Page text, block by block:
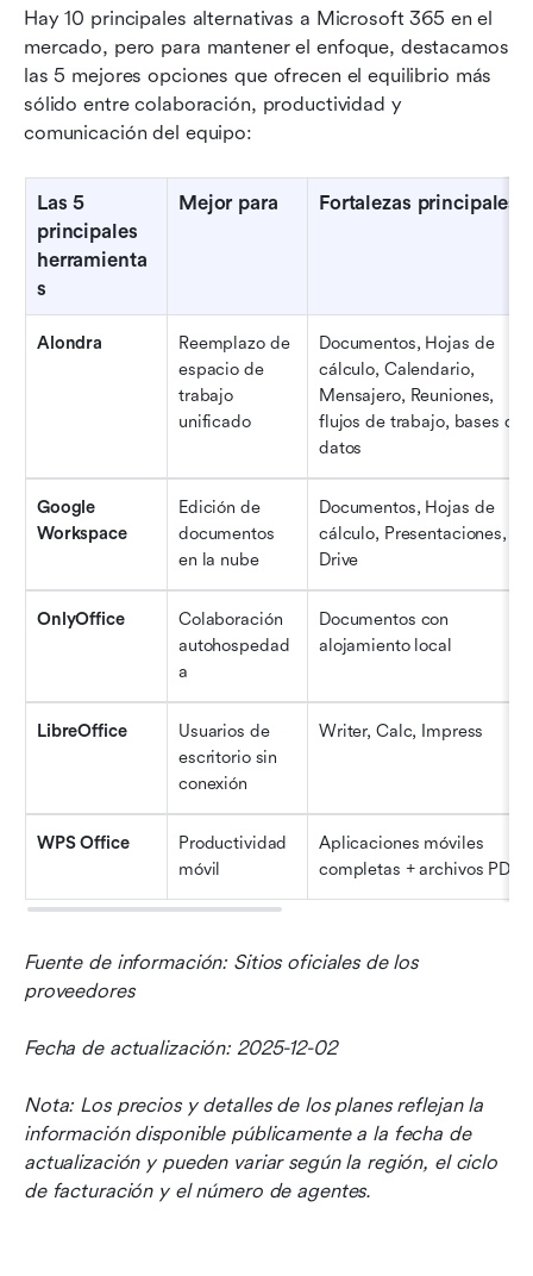
Hay 10 principales alternativas a Microsoft 365 en el
mercado, pero para mantener el enfoque, destacamos
las 5 mejores opciones que ofrecen el equilibrio más
sólido entre colaboración, productividad y
comunicación del equipo:
Las 5
principales
herramienta
s
Mejor para Fortalezas principales
Alondra
Reemplazo de
espacio de
trabajo
unificado
Documentos, Hojas de
cálculo, Calendario,
Mensajero, Reuniones,
flujos de trabajo, bases de
datos
Google
Workspace
Edición de
documentos
en la nube
Documentos, Hojas de
cálculo, Presentaciones,
Drive
OnlyOffice
Colaboración
autohospedad
a
Documentos con
alojamiento local
LibreOffice
Usuarios de
escritorio sin
conexión
Writer, Calc, Impress
WPS Office
Productividad
móvil
Aplicaciones móviles
completas + archivos PDF
Fuente de información: Sitios oficiales de los
proveedores
Fecha de actualización: 2025-12-02
Nota: Los precios y detalles de los planes reflejan la
información disponible públicamente a la fecha de
actualización y pueden variar según la región, el ciclo
de facturación y el número de agentes.